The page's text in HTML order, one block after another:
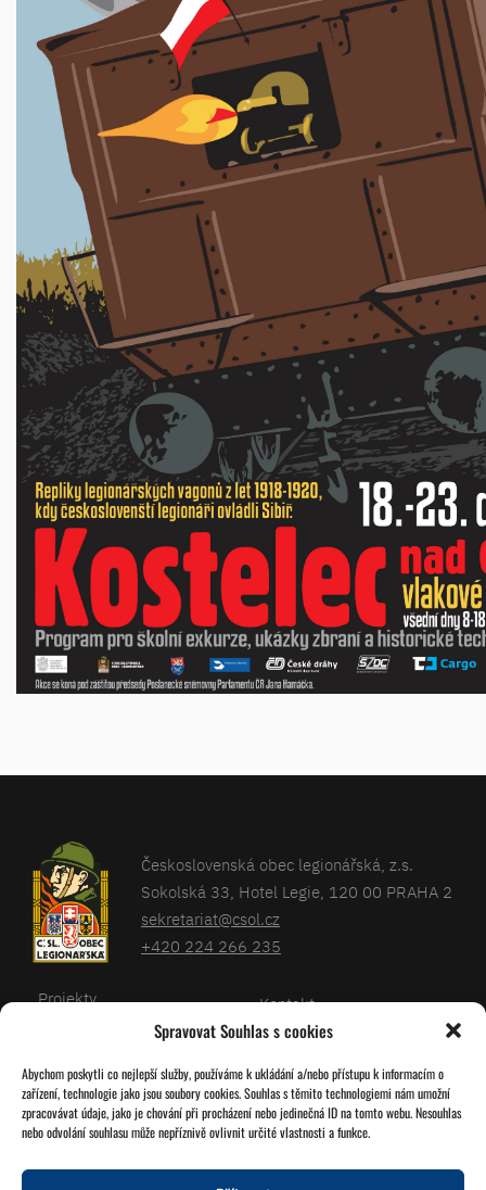
Spravovat Souhlas s cookies
Abychom poskytli co nejlepší služby, používáme k ukládání a/nebo přístupu k informacím o
zařízení, technologie jako jsou soubory cookies. Souhlas s těmito technologiemi nám umožní
zpracovávat údaje, jako je chování při procházení nebo jedinečná ID na tomto webu. Nesouhlas
nebo odvolání souhlasu může nepříznivě ovlivnit určité vlastnosti a funkce.
Československá obec legionářská, z.s.
Sokolská 33, Hotel Legie, 120 00 PRAHA 2
sekretariat@csol.cz
+420 224 266 235
Projekty
Kalendář
O nás
Kontakt
Databáze legionářů
Pro členy
Zásady cookies